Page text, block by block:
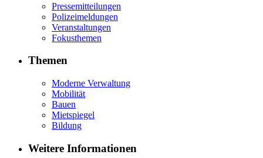
Pressemitteilungen
Polizeimeldungen
Veranstaltungen
Fokusthemen
Themen
Moderne Verwaltung
Mobilität
Bauen
Mietspiegel
Bildung
Weitere Informationen